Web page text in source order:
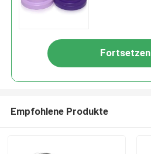
Fortsetzen
Empfohlene Produkte